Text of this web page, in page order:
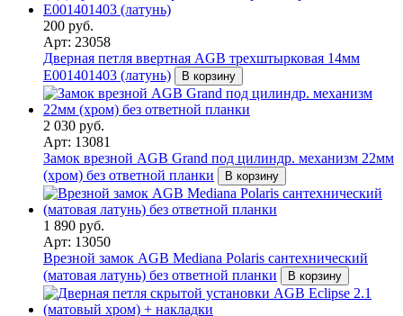
200 руб.
Арт: 23058
Дверная петля ввертная AGB трехштырковая 14мм
E001401403 (латунь)
В корзину
2 030 руб.
Арт: 13081
Замок врезной AGB Grand под цилиндр. механизм 22мм
(хром) без ответной планки
В корзину
1 890 руб.
Арт: 13050
Врезной замок AGB Mediana Polaris сантехнический
(матовая латунь) без ответной планки
В корзину